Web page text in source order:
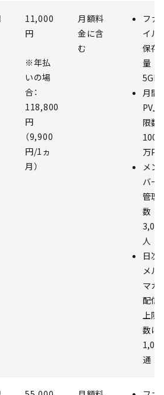
11,000
円
※年払
いの場
合：
118,800
円
（9,900
円/1ヵ
月）
月額料
金に含
む
ファ
イル
保存
量
5GB
月間
PV上
限数
100
万PV
メン
バー
管理
数
3,000
人
日次
メル
マガ
配信
上限
数は
1,000
通